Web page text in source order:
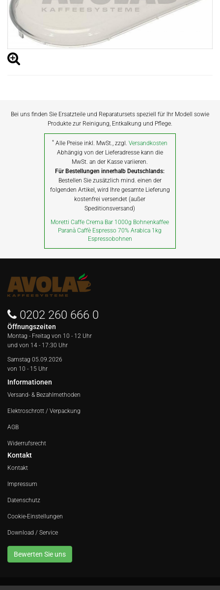
Bei uns finden Sie Ersatzteile und Reparatursets speziell für Ihr Modell sowie
Produkte zur Reinigung, Entkalkung und Pflege.
* Alle Preise inkl. MwSt., zzgl.Versandkosten
Abhängig von der Lieferadresse kann die
MwSt. an der Kasse variieren.
Für Bestellungen innerhalb Deutschlands:
Bestellen Sie zusätzlich mind. einen der
folgenden Artikel, wird Ihre gesamte Lieferung
kostenfrei versendet (außer
Speditionsversand)
Moretti Caffe Crema Bar 1000g Bohnenkaffee
Paranà Caffè Espresso 70% Arabica 1kg
Espressobohnen
0202 260 666 0
Öffnungszeiten
Montag - Freitag von 10 - 12 Uhr
und von 14 - 17:30 Uhr
Samstag 05.09.2026
von 10 - 15 Uhr
Informationen
Versand- & Bezahlmethoden
Elektroschrott / Verpackung
AGB
Widerrufsrecht
Kontakt
Kontakt
Impressum
Datenschutz
Cookie-Einstellungen
Download / Service
Bewerten Sie uns